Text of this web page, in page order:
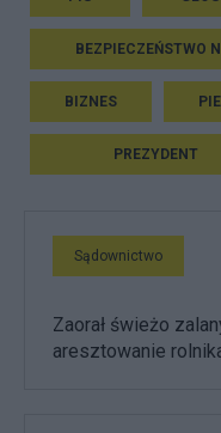
BEZPIECZEŃSTWO
BIZNES
PREZYDENT
Sądownictwo
Zaorał świeżo
aresztowanie